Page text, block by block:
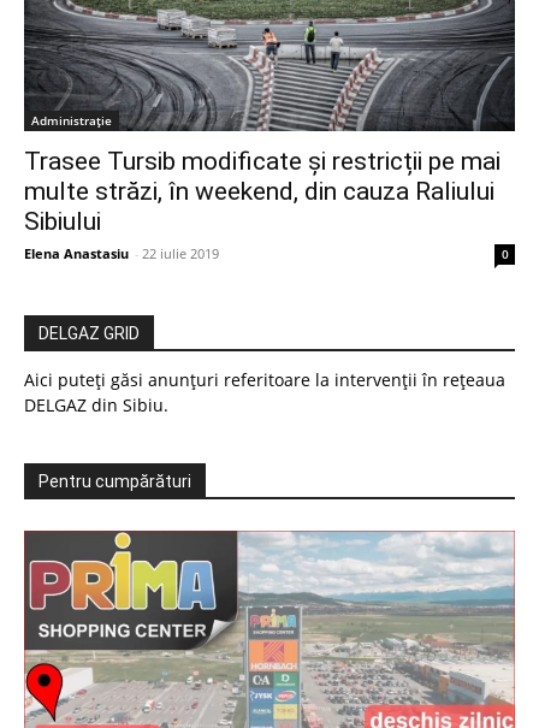
Administrație
Trasee Tursib modificate și restricții pe mai
multe străzi, în weekend, din cauza Raliului
Sibiului
Elena Anastasiu - 22 iulie 2019 0
DELGAZ GRID
Aici puteți găsi anunțuri referitoare la intervenții în rețeaua
DELGAZ din Sibiu.
Pentru cumpărături